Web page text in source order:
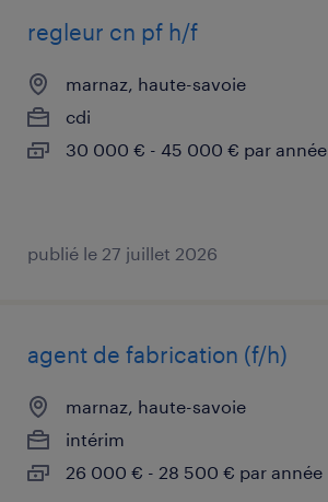
regleur cn pf h/f
marnaz, haute-savoie
cdi
30 000 € - 45 000 € par année
publié le 27 juillet 2026
agent de fabrication (f/h)
marnaz, haute-savoie
intérim
26 000 € - 28 500 € par année